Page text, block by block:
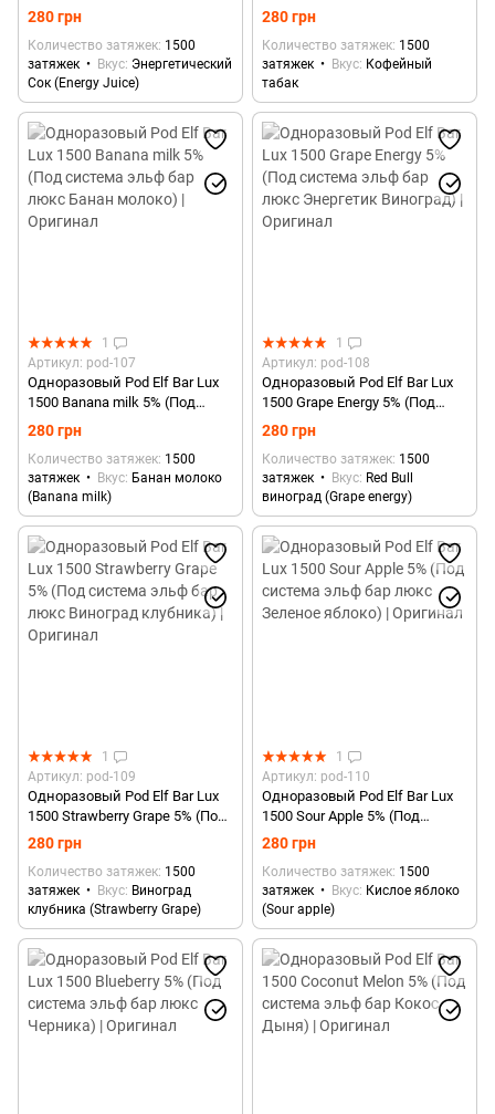
система эльф бар люкс 1500
Ред Бул Клубника) | Оригинал
280 грн
Количество затяжек 1500
затяжек
Вкус Энергетический
Сок (Energy Juice)
система эльф бар люкс
Кофейный табак) | Оригинал
280 грн
Количество затяжек 1500
затяжек
Вкус Кофейный
табак
1
Артикул: pod-107
Одноразовый Pod Elf Bar Lux
1500 Banana milk 5% (Под
система эльф бар люкс Банан
молоко) | Оригинал
280 грн
Количество затяжек 1500
затяжек
Вкус Банан молоко
(Banana milk)
1
Артикул: pod-108
Одноразовый Pod Elf Bar Lux
1500 Grape Energy 5% (Под
система эльф бар люкс
Энергетик Виноград) |
Оригинал
280 грн
Количество затяжек 1500
затяжек
Вкус Red Bull
виноград (Grape energy)
1
Артикул: pod-109
Одноразовый Pod Elf Bar Lux
1500 Strawberry Grape 5% (Под
система эльф бар люкс
Виноград клубника) |
Оригинал
280 грн
Количество затяжек 1500
затяжек
Вкус Виноград
клубника (Strawberry Grape)
1
Артикул: pod-110
Одноразовый Pod Elf Bar Lux
1500 Sour Apple 5% (Под
система эльф бар люкс
Зеленое яблоко) | Оригинал
280 грн
Количество затяжек 1500
затяжек
Вкус Кислое яблоко
(Sour apple)